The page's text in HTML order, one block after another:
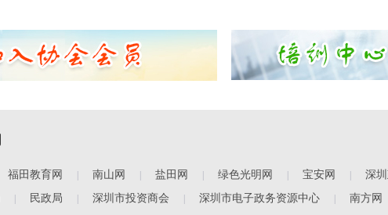
福田教育网 南山网 盐田网 绿色光明网 宝安网 深
民政局 深圳市投资商会 深圳市电子政务资源中心 南方网